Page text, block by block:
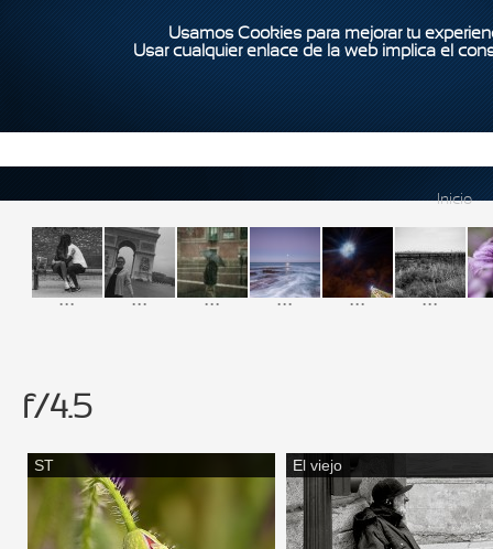
Usamos Cookies para mejorar tu
Usar cualquier enlace de la web implica el
Inicio
... ... ... ... ... ...
f/4.5
ST El viejo
Páginas